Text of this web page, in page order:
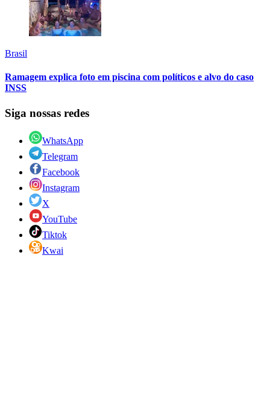
Brasil
Ramagem explica foto em piscina com políticos e alvo do caso
INSS
Siga nossas redes
WhatsApp
Telegram
Facebook
Instagram
X
YouTube
Tiktok
Kwai